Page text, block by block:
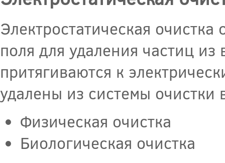
Электростатическая
поля для удаления частиц
притягиваются к
удалены из системы
Физическая очистка
Биологическая очистка